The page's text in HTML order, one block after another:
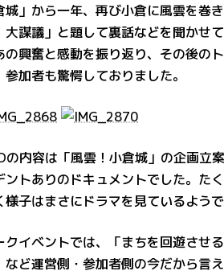
城」から一年、再び小倉に風雲を巻
大謀議」と題して裏話などを聞かせ
の興奮と感動を振り返り、その後の
参加者も驚愕しておりました。
の内容は「風雲！小倉城」の企画立
ントありのドキュメントでした。た
様子はまさにドラマを見ているようで
クイベントでは、「まちを回遊させ
など運営側・参加者側の今だから言